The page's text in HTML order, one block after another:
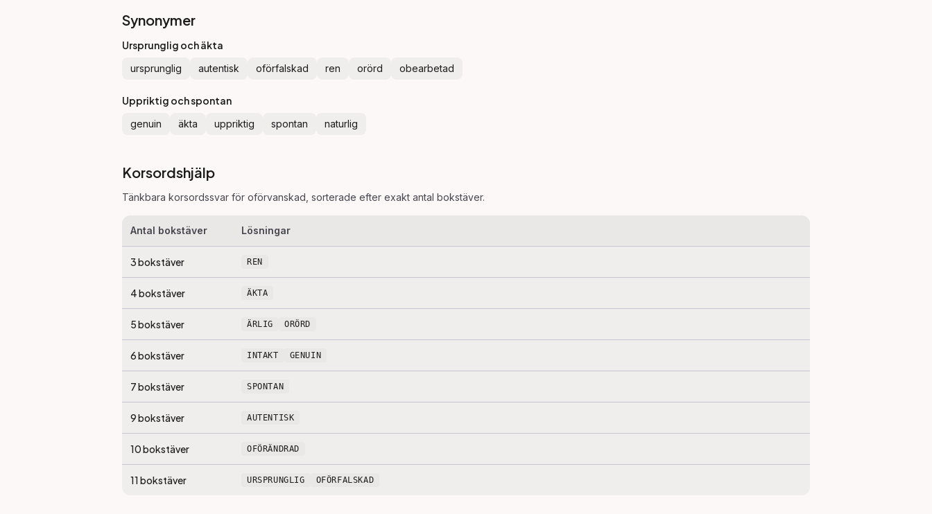
Synonymer
Ursprunglig och äkta
ursprunglig autentisk oförfalskad ren orörd obearbetad
Uppriktig och spontan
genuin äkta uppriktig spontan naturlig
Korsordshjälp
Tänkbara korsordssvar för oförvanskad , sorterade efter exakt antal bokstäver.
Antal bokstäver Lösningar
3bokstäver REN
4bokstäver ÄKTA
5bokstäver ÄRLIG ORÖRD
6bokstäver INTAKT GENUIN
7bokstäver SPONTAN
9bokstäver AUTENTISK
10bokstäver OFÖRÄNDRAD
11 bokstäver URSPRUNGLIG OFÖRFALSKAD